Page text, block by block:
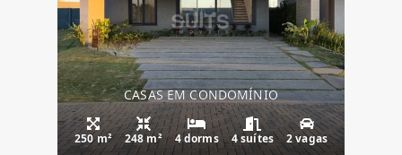
CASAS EM CONDOMÍNIO
250 m² 248 m² 4 dorms 4 suítes 2 vagas